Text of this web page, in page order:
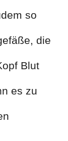
so
die
Blut
es zu